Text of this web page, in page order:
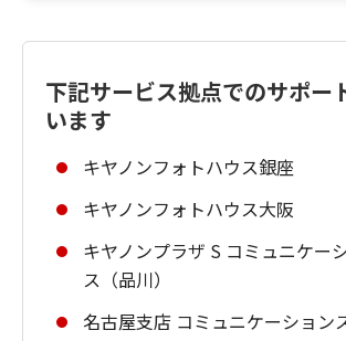
下記サービス拠点でのサポー
います
キヤノンフォトハウス銀座
キヤノンフォトハウス大阪
キヤノンプラザ S コミュニケー
ス（品川）
名古屋支店 コミュニケーション